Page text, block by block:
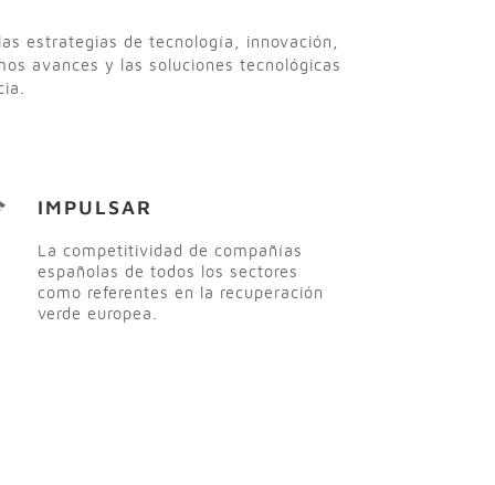
estrategias de tecnología, innovación,
avances y las soluciones tecnológicas
IMPULSAR
La competitividad de compañías
españolas de todos los sectores
como referentes en la recuperación
verde europea.